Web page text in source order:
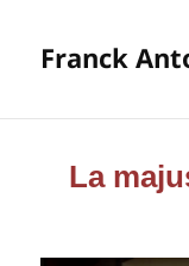
Franck
La